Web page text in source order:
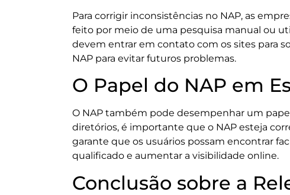
Para corrigir inconsistências no NAP, as
feito por meio de uma pesquisa manual ou
devem entrar em contato com os sites para
NAP para evitar futuros problemas.
O Papel do NAP em
O NAP também pode desempenhar um
diretórios, é importante que o NAP esteja
garante que os usuários possam encontrar
qualificado e aumentar a visibilidade online.
Conclusão sobre a